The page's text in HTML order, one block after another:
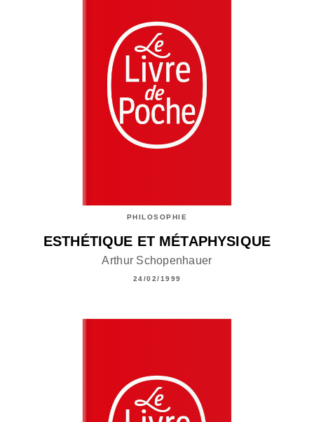
PHILOSOPHIE
ESTHÉTIQUE ET MÉTAPHYSIQUE
Arthur Schopenhauer
24/02/1999